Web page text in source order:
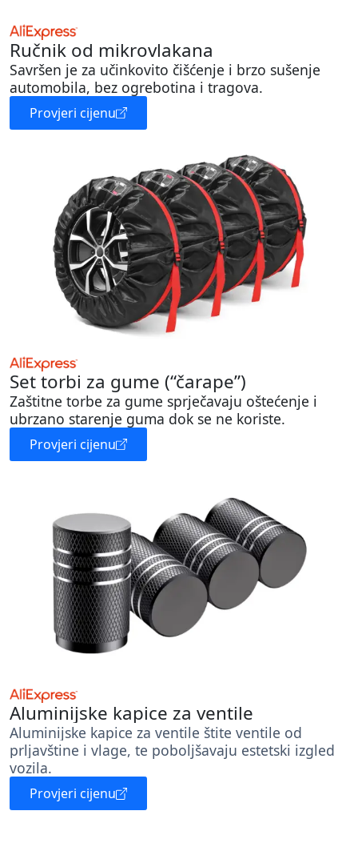
Ručnik od mikrovlakana
Savršen je za učinkovito čišćenje i brzo sušenje
automobila, bez ogrebotina i tragova.
Provjeri cijenu
Set torbi za gume (“čarape”)
Zaštitne torbe za gume sprječavaju oštećenje i
ubrzano starenje guma dok se ne koriste.
Provjeri cijenu
Aluminijske kapice za ventile
Aluminijske kapice za ventile štite ventile od
prljavštine i vlage, te poboljšavaju estetski izgled
vozila.
Provjeri cijenu